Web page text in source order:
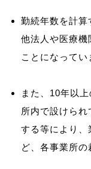
勤続年数を計算
他法人や医療機
ことになってい
また、10年以
所内で設けら
する等により、
ど、各事業所の